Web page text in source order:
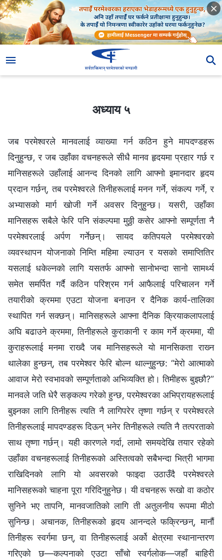
अध्याय ५
जब परमेश्‍वरले मानवलाई व्याख्या गर्न कठिन हुने मापदण्डहरू
दिनुहुन्छ, र जब उहाँका वचनहरूले सीधै मानव हृदयमा प्रहार गर्छ र
मानिसहरूले उहाँलाई आनन्द दिनको लागि आफ्‍नो इमानदार हृदय
प्रदान गर्छन्, तब परमेश्‍वरले तिनीहरूलाई मनन गर्ने, संकल्प गर्ने, र
अभ्यासको मार्ग खोजी गर्ने अवसर दिनुहुन्छ। यसरी, उहाँका
मानिसहरू सबैले फेरि पनि संकल्पमा मुठ्ठी कसेर आफ्‍नो सम्पूर्णता नै
परमेश्‍वरलाई अर्पण गर्नेछन्। सायद कतिपयले परमेश्‍वरको
व्यवस्थापन योजनाको निम्ति महिमा ल्याउन र यसको समाप्तितिर
यसलाई धकेल्‍नको लागि यसतर्फ आफ्‍नो सानोभन्दा सानो सामर्थ्य
समेत समर्पित गर्दै कठिन परिश्रम गर्न आफैलाई परिचालन गर्ने
तयारीको क्रममा एउटा योजना बनाउन र दैनिक कार्य-तालिका
स्थापित गर्न सक्छन्। मानिसहरूले आफ्‍ना दैनिक क्रियाकलापलाई
अघि बढाउने क्रममा, तिनीहरूले कुराकानी र काम गर्ने क्रममा, यी
कुराहरूलाई मनमा राख्दै जब मानिसहरूले यो मानसिकता राख्‍न
थालेका हुन्छन्, तब परमेश्‍वर फेरि बोल्‍न थाल्‍नुहुन्छ: “मेरो आत्माको
आवाज मेरो स्वभावको सम्पूर्णताको अभिव्यक्ति हो। तिमीहरू बुझ्छौ?”
मानवले जति धेरै सङ्कल्‍प गरेको हुन्छ, परमेश्‍वरका अभिप्रायहरूलाई
बुझ्‍नका लागि तिनीहरू त्यति नै लागिपरेर तृष्णा गर्छन् र परमेश्‍वरले
तिनीहरूलाई मापदण्डहरू दिऊन् भनेर तिनीहरूले त्यति नै तत्परताको
साथ तृष्णा गर्छन्। यही कारणले गर्दा, लामो समयदेखि तयार रहेको
उहाँका वचनहरूलाई तिनीहरूको अस्तित्वको सबैभन्दा भित्री भागमा
राखिदिनको लागि यो अवसरको फाइदा उठाउँदै परमेश्‍वरले
मानिसहरूको चाहना पूरा गरिदिनुहुनेछ। यी वचनहरू रूखो वा कठोर
सुनिने भए तापनि, मानवजातिको लागि ती अतुलनीय रूपमा मीठो
सुनिन्छ। अचानक, तिनीहरूको हृदय आनन्दले फक्रिन्छन्, मानौं
तिनीहरू स्वर्गमा छन्, वा तिनीहरूलाई अर्को क्षेत्रमा स्थानान्तरण
गरिएको छ—कल्‍पनाको एउटा साँचो स्वर्गलोक—जहाँ बाहिरी